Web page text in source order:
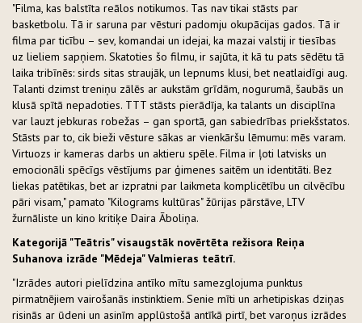
"Filma, kas balstīta reālos notikumos. Tas nav tikai stāsts par
basketbolu. Tā ir saruna par vēsturi padomju okupācijas gados. Tā ir
filma par ticību – sev, komandai un idejai, ka mazai valstij ir tiesības
uz lieliem sapņiem. Skatoties šo filmu, ir sajūta, it kā tu pats sēdētu tā
laika tribīnēs: sirds sitas straujāk, un lepnums klusi, bet neatlaidīgi aug.
Talanti dzimst treniņu zālēs ar aukstām grīdām, nogurumā, šaubās un
klusā spītā nepadoties. TTT stāsts pierādīja, ka talants un disciplīna
var lauzt jebkuras robežas – gan sportā, gan sabiedrības priekšstatos.
Stāsts par to, cik bieži vēsture sākas ar vienkāršu lēmumu: mēs varam.
Virtuozs ir kameras darbs un aktieru spēle. Filma ir ļoti latvisks un
emocionāli spēcīgs vēstījums par ģimenes saitēm un identitāti. Bez
liekas patētikas, bet ar izpratni par laikmeta komplicētību un cilvēcību
pāri visam," pamato "Kilograms kultūras" žūrijas pārstāve, LTV
žurnāliste un kino kritiķe Daira Āboliņa.
Kategorijā "Teātris" visaugstāk novērtēta režisora Reiņa
Suhanova izrāde "Mēdeja" Valmieras teātrī.
"Izrādes autori pielīdzina antīko mītu samezglojuma punktus
pirmatnējiem vairošanās instinktiem. Senie mīti un arhetipiskas dziņas
risinās ar ūdeni un asinīm applūstošā antīkā pirtī, bet varoņus izrādes